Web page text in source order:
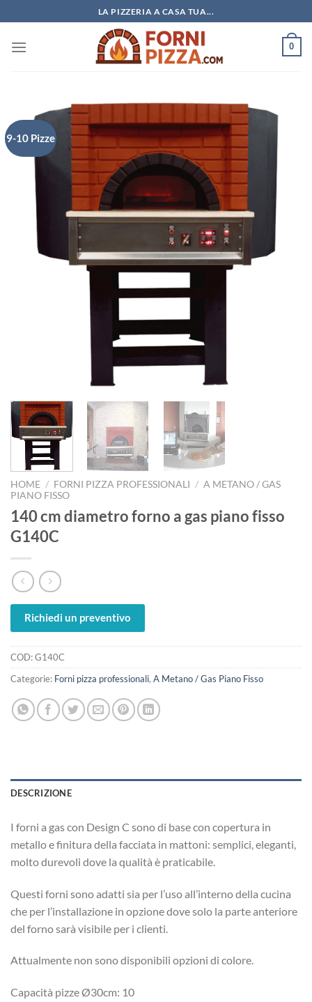
ai
contenuti
LA PIZZERIA A CASA TUA...
0
9-10 Pizze
HOME / FORNI PIZZA PROFESSIONALI / A METANO / GAS
PIANO FISSO
140 cm diametro forno a gas piano fisso
G140C
Richiedi un preventivo
COD:G140C
Categorie: Forni pizza professionali, A Metano / Gas Piano Fisso
DESCRIZIONE
I forni a gas con Design C sono di base con copertura in
metallo e finitura della facciata in mattoni: semplici, eleganti,
molto durevoli dove la qualità è praticabile.
Questi forni sono adatti sia per l’uso all’interno della cucina
che per l’installazione in opzione dove solo la parte anteriore
del forno sarà visibile per i clienti.
Attualmente non sono disponibili opzioni di colore.
Capacità pizze Ø30cm: 10